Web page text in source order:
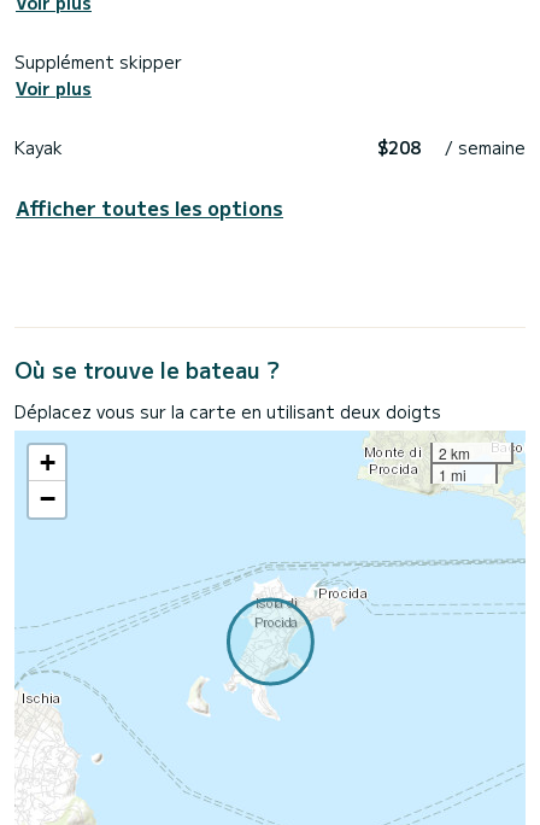
Supplément skipper
Voir plus
Kayak $208 / semaine
Afficher toutes les options
Où se trouve le bateau ?
Déplacez vous sur la carte en utilisant deux doigts
+
−
2 km
1 mi